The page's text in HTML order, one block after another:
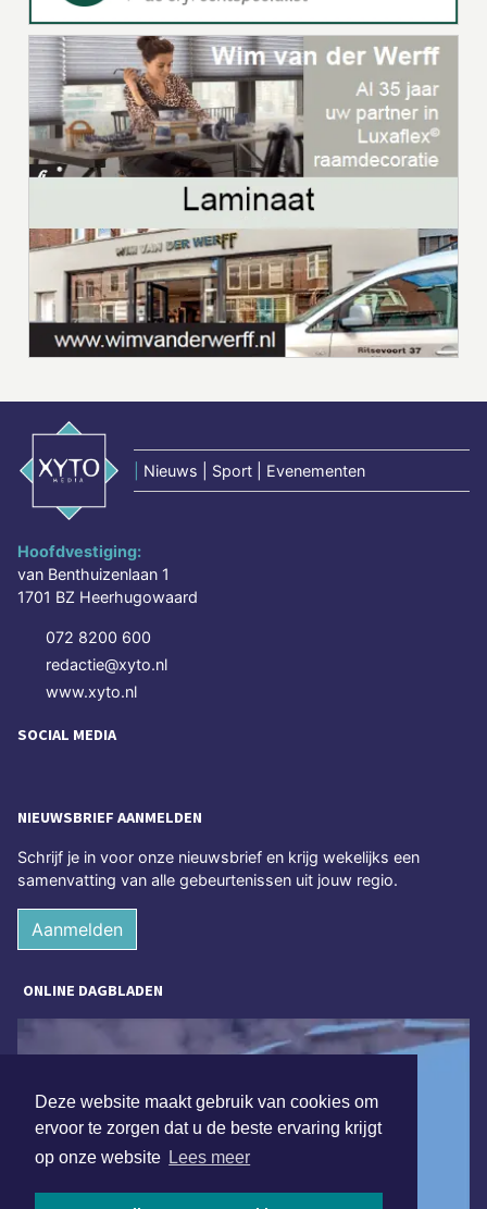
Deze website maakt gebruik van cookies om
ervoor te zorgen dat u de beste ervaring krijgt
op onze website Lees meer
Nieuws | Sport | Evenementen
Hoofdvestiging:
van Benthuizenlaan 1
1701 BZ Heerhugowaard
072 8200 600
redactie@xyto.nl
www.xyto.nl
SOCIAL MEDIA
NIEUWSBRIEF AANMELDEN
Schrijf je in voor onze nieuwsbrief en krijg wekelijks een
samenvatting van alle gebeurtenissen uit jouw regio.
Aanmelden
ONLINE DAGBLADEN